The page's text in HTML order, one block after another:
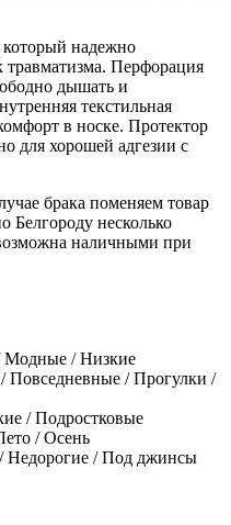
надежно
травматизма. Перфорация
дышать и
текстильная
в носке. Протектор
для хорошей адгезии с
брака поменяем товар
Белгороду несколько
наличными при
Модные / Низкие
Повседневные / Прогулки /
/ Подростковые
/ Осень
/ Недорогие / Под джинсы